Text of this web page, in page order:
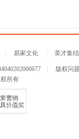
易家文化 英才集
版权问
所有